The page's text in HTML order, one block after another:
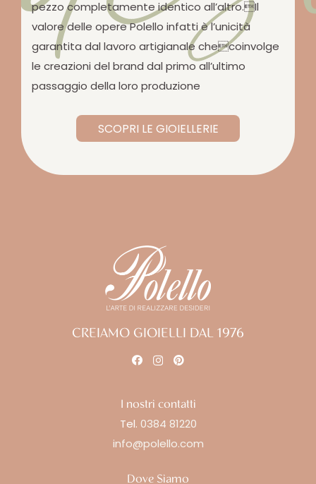
pezzo completamente identico all’altro.Il
valore delle opere Polello infatti è l’unicità
garantita dal lavoro artigianale checoinvolge
le creazioni del brand dal primo all’ultimo
passaggio della loro produzione
SCOPRI LE GIOIELLERIE
CREIAMO GIOIELLI DAL 1976
I nostri contatti
Tel. 0384 81220
info@polello.com
Dove Siamo